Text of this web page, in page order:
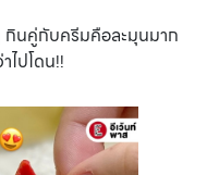
ๆ กินคู่กับครีมคือละมุนมาก
ไปโดน!!